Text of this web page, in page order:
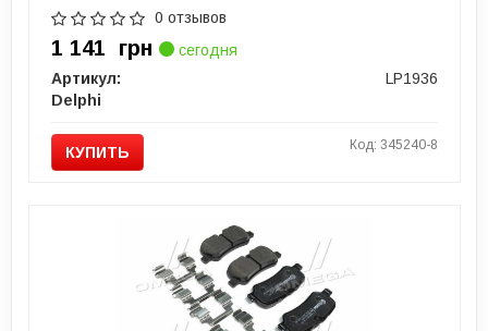
0 отзывов
1 141 грн
сегодня
Артикул:
LP1936
Delphi
КУПИТЬ Код: 345240-8